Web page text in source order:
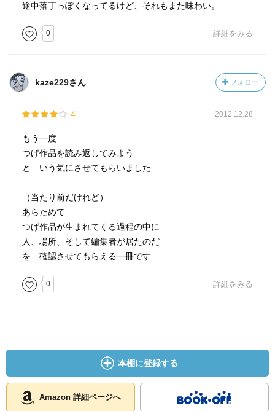
途中落丁っぽくなってるけど、それもまた味わい。
0 詳細をみる
kaze229さん フォロー
4 2012.12.28
もう一度
つげ作品を読み返してみよう
と いう気にさせてもらいました
（当たり前だけれど）
あらためて
つげ作品が生まれてくる過程の中に
人、場所、そして編集者が居たのだ
を 確認させてもらえる一冊です
0 詳細をみる
本棚に登録する
Amazon 詳細ページへ